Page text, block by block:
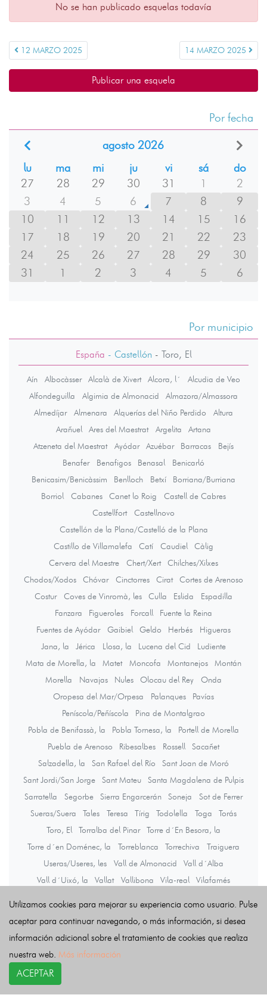
No se han publicado esquelas todavía
12 MARZO 2025 14 MARZO 2025
Publicar una esquela
Por fecha
agosto 2026
lu
ma mi ju vi sá
do
27
28 29 30 31 1
2
3
4 5 6 7 8
9
10
11 12 13 14 15
16
17
18 19 20 21 22
23
24
25 26 27 28 29
30
31
1 2 3 4 5 6
Por municipio
España - Castellón- Toro, El
Aín Albocàsser Alcalà de Xivert Alcora, l´
Alcudia de Veo
Alfondeguilla
Algimia de Almonacid
Almazora/Almassora
Almedíjar
Almenara Alquerías del Niño Perdido
Altura
Arañuel
Ares del Maestrat Argelita
Artana
Atzeneta del Maestrat
Ayódar Azuébar Barracas
Bejís
Benafer
Benafigos Benasal
Benicarló
Benicasim/Benicàssim
Benlloch Betxí
Borriana/Burriana
Borriol
Cabanes Canet lo Roig
Castell de Cabres
Castellfort
Castellnovo
Castellón de la Plana/Castelló de la Plana
Castillo de Villamalefa
Catí Caudiel
Càlig
Cervera del Maestre
Chert/Xert
Chilches/Xilxes
Chodos/Xodos
Chóvar Cinctorres Cirat
Cortes de Arenoso
Costur
Coves de Vinromà, les Culla Eslida
Espadilla
Fanzara
Figueroles Forcall
Fuente la Reina
Fuentes de Ayódar
Gaibiel Geldo Herbés
Higueras
Jana, la
Jérica Llosa, la Lucena del Cid
Ludiente
Mata de Morella, la
Matet Moncofa Montanejos
Montán
Morella
Navajas Nules Olocau del Rey
Onda
Oropesa del Mar/Orpesa
Palanques
Pavías
Peníscola/Peñíscola
Pina de Montalgrao
Pobla de Benifassà, la
Pobla Tornesa, la
Portell de Morella
Puebla de Arenoso
Ribesalbes Rossell
Sacañet
Salzadella, la
San Rafael del Río
Sant Joan de Moró
Sant Jordi/San Jorge
Sant Mateu
Santa Magdalena de Pulpis
Sarratella
Segorbe Sierra Engarcerán Soneja
Sot de Ferrer
Sueras/Suera
Tales Teresa Tírig Todolella Toga
Torás
Toro, El
Torralba del Pinar
Torre d´En Besora, la
Torre d´en Doménec, la
Torreblanca Torrechiva
Traiguera
Useras/Useres, les
Vall de Almonacid
Vall d´Alba
Vall d´Uixó, la
Vallat Vallibona Vila-real
Vilafamés
Utilizamos cookies para mejorar su experiencia como usuario. Pulse
aceptar para continuar navegando, o más información, si desea
información adicional sobre el tratamiento de cookies que realiza
nuestra web. Más información
ACEPTAR